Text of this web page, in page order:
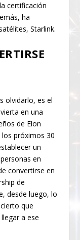
certificación
ha
Starlink.
olvidarlo, es el
en una
de Elon
los próximos 30
un
en
convertirse en
de
desde luego, lo
que
a ese